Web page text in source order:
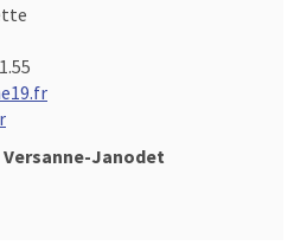
Janodet